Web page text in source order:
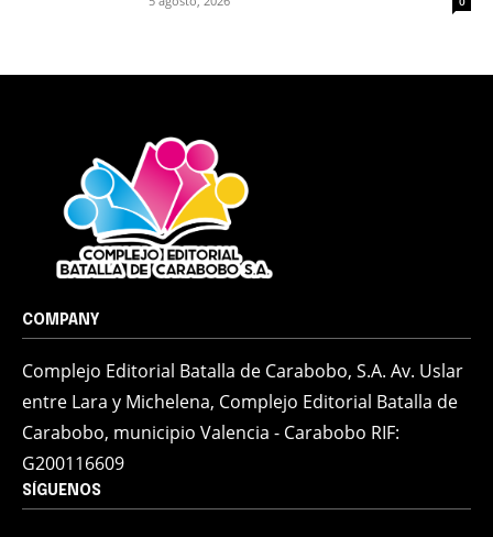
COMPANY
Complejo Editorial Batalla de Carabobo, S.A. Av. Uslar
entre Lara y Michelena, Complejo Editorial Batalla de
Carabobo, municipio Valencia - Carabobo RIF:
G200116609
SÍGUENOS